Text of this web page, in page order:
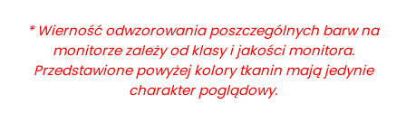
* Wierność odwzorowania poszczególnych barw na
monitorze zależy od klasy i jakości monitora.
Przedstawione powyżej kolory tkanin mają jedynie
charakter poglądowy.